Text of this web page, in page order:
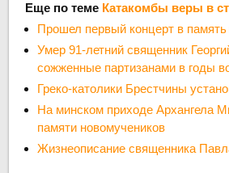
Еще по теме Катакомбы веры в
Прошел первый концерт в память
Умер 91-летний священник
сожженные партизанами в годы
Греко-католики Брестчины
На минском приходе Архангела
памяти новомучеников
Жизнеописание священника